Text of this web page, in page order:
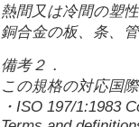
熱間又は冷間の塑
銅合金の板、条、
備考２．
この規格の対応国
・ISO 197/1:1983